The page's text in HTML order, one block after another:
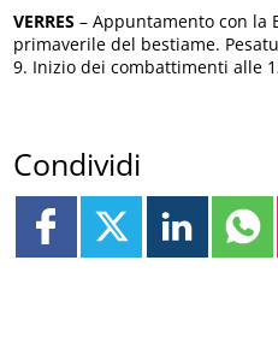
VERRES – Appuntamento con la
primaverile del bestiame.
9. Inizio dei combattimenti alle
Condividi